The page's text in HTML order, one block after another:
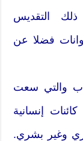
التقديس
فضلا عن
والتي سعت
إنسانية
وغير بشري.